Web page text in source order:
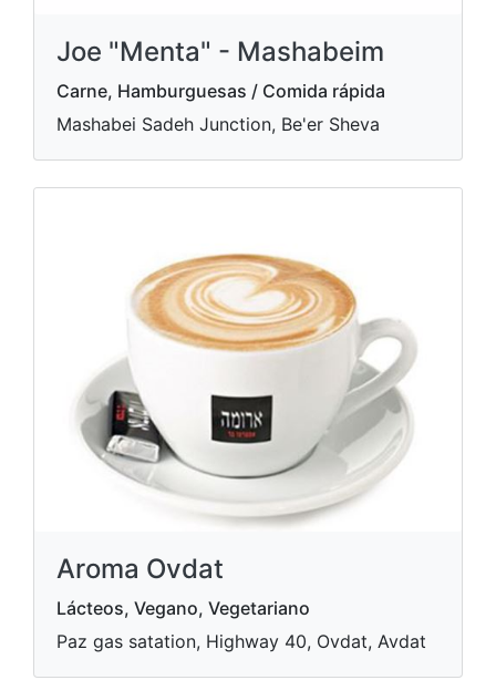
Joe "Menta" - Mashabeim
Carne, Hamburguesas / Comida rápida
Mashabei Sadeh Junction, Be'er Sheva
Aroma Ovdat
Lácteos, Vegano, Vegetariano
Paz gas satation, Highway 40, Ovdat, Avdat